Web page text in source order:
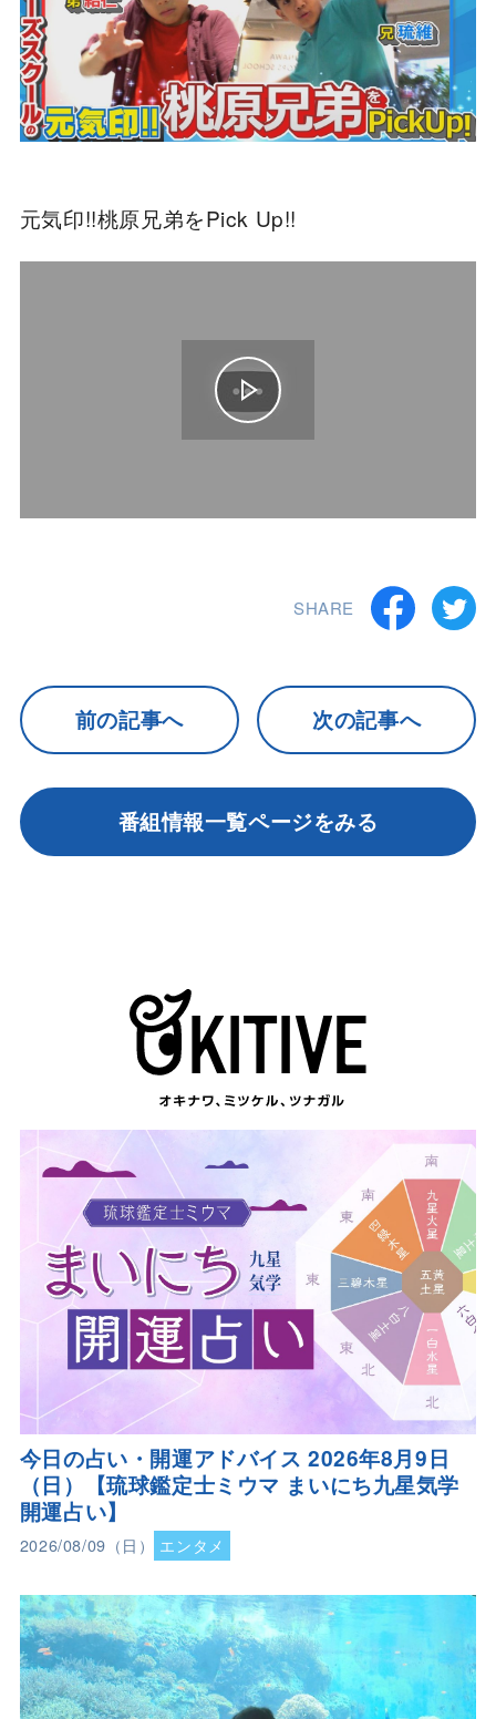
元気印!!桃原兄弟をPick Up!!
SHARE
前の記事へ 次の記事へ
番組情報一覧ページをみる
今日の占い・開運アドバイス 2026年8月9日
（日）【琉球鑑定士ミウマ まいにち九星気学
開運占い】
2026/08/09（日） エンタメ